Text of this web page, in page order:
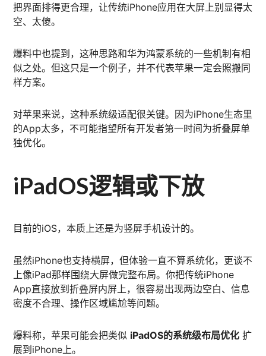
把界面排得更合理，让传统iPhone应用在大屏上别显得太
空、太傻。
爆料中也提到，这种思路和华为鸿蒙系统的一些机制有相
似之处。但这只是一个例子，并不代表苹果一定会照搬同
样方案。
对苹果来说，这种系统级适配很关键。因为iPhone生态里
的App太多，不可能指望所有开发者第一时间为折叠屏单
独优化。
iPadOS逻辑或下放
目前的iOS，本质上还是为竖屏手机设计的。
虽然iPhone也支持横屏，但体验一直不算系统化，更谈不
上像iPad那样围绕大屏做完整布局。你把传统iPhone
App直接放到折叠屏内屏上，很容易出现两边空白、信息
密度不合理、操作区域尴尬等问题。
爆料称，苹果可能会把类似 iPadOS的系统级布局优化 扩
展到iPhone上。